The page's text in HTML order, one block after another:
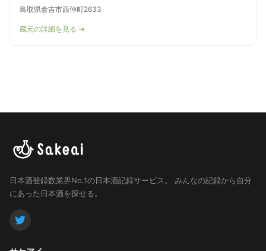
鳥取県倉吉市西仲町2633
蔵元の詳細を見る →
日本酒登録数業界No.1の日本酒記録サービス。
みんなの記録から自分
にあった日本酒を探せる。